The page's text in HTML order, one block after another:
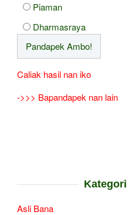
Piaman
Dharmasraya
Caliak hasil nan iko
->>> Bapandapek nan lain
Kategori
Asli Bana